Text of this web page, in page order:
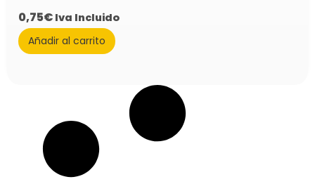
0,75€ Iva Incluido
Añadir al carrito